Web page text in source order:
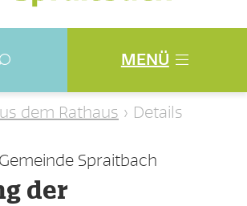
MENÜ
dem Rathaus Details
Gemeinde Spraitbach
der